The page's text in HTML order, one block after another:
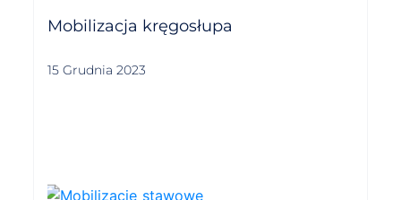
Mobilizacja kręgosłupa
15 Grudnia 2023